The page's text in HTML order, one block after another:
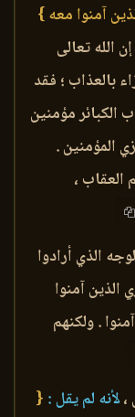
آمنوا معه }
إن الله تعالى
بالعذاب ؛ فقد
الكبائر مؤمنين
المؤمنين .
العقاب ،
الذي أرادوا
الذين آمنوا
. ولكنهم
لأنه لم يقل : {